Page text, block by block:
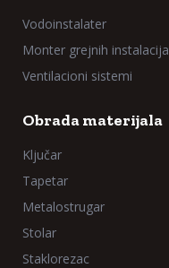
Vodoinstalater
Monter grejnih instalacija
Ventilacioni sistemi
Obrada materijala
Ključar
Tapetar
Metalostrugar
Stolar
Staklorezac